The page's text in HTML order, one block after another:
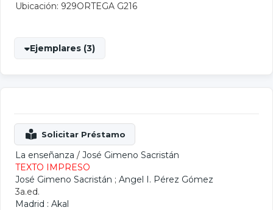
Ubicación: 929ORTEGA G216
Ejemplares (3)
La enseñanza / José Gimeno Sacristán
TEXTO IMPRESO
José Gimeno Sacristán ; Angel I. Pérez Gómez
3a.ed.
Madrid : Akal